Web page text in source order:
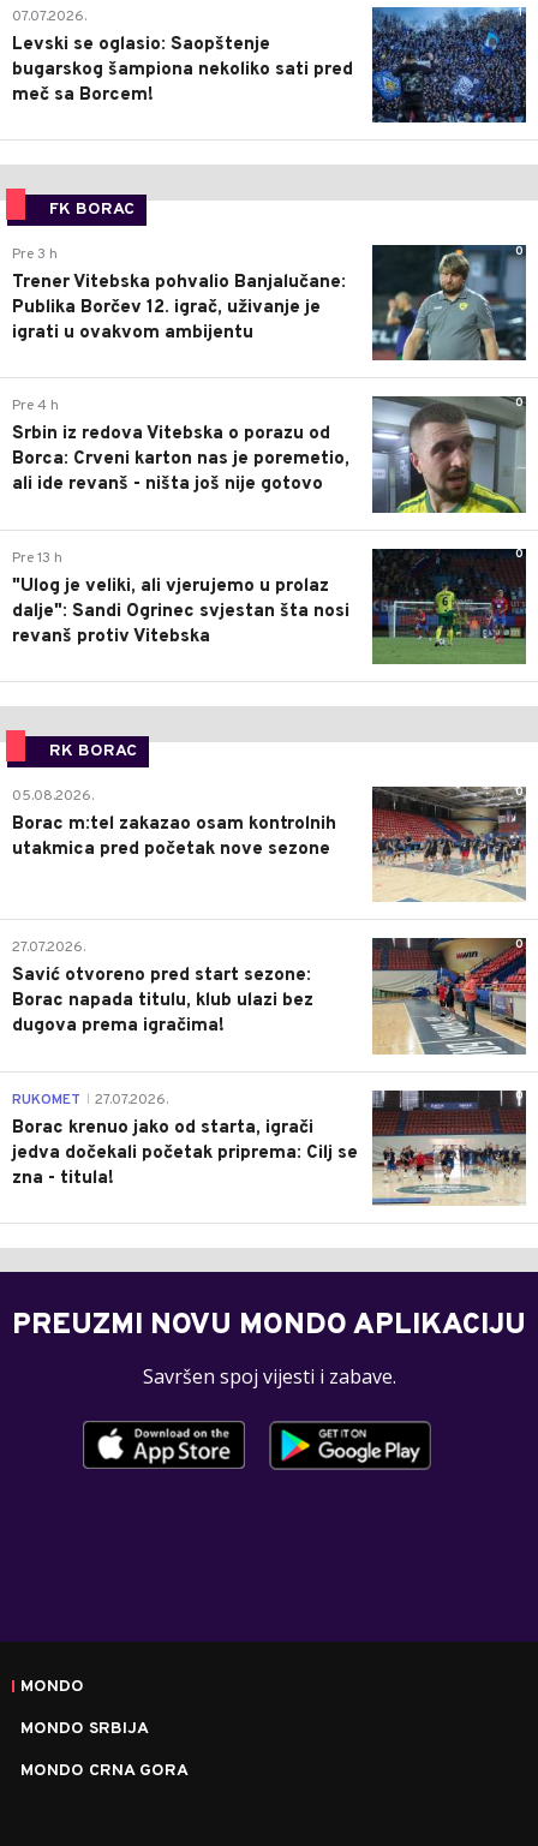
1
07.07.2026.
Levski se oglasio: Saopštenje
bugarskog šampiona nekoliko sati pred
meč sa Borcem!
FK BORAC
0
Pre 3 h
Trener Vitebska pohvalio Banjalučane:
Publika Borčev 12. igrač, uživanje je
igrati u ovakvom ambijentu
0
Pre 4 h
Srbin iz redova Vitebska o porazu od
Borca: Crveni karton nas je poremetio,
ali ide revanš - ništa još nije gotovo
0
Pre 13 h
"Ulog je veliki, ali vjerujemo u prolaz
dalje": Sandi Ogrinec svjestan šta nosi
revanš protiv Vitebska
RK BORAC
0
05.08.2026.
Borac m:tel zakazao osam kontrolnih
utakmica pred početak nove sezone
0
27.07.2026.
Savić otvoreno pred start sezone:
Borac napada titulu, klub ulazi bez
dugova prema igračima!
0
RUKOMET 27.07.2026.
Borac krenuo jako od starta, igrači
jedva dočekali početak priprema: Cilj se
zna - titula!
PREUZMI NOVU MONDO APLIKACIJU
Savršen spoj vijesti i zabave.
MONDO
MONDO SRBIJA
MONDO CRNA GORA